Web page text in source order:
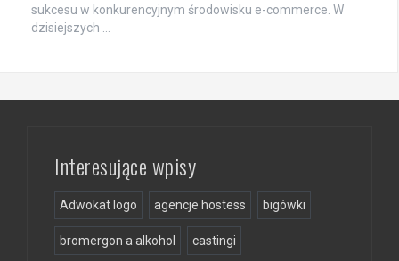
sukcesu w konkurencyjnym środowisku e-commerce. W
dzisiejszych …
Interesujące wpisy
Adwokat logo agencje hostess bigówki
bromergon a alkohol castingi